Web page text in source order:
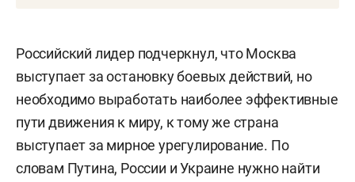
Российский лидер подчеркнул, что Москва
выступает за остановку боевых действий, но
необходимо выработать наиболее эффективные
пути движения к миру, к тому же страна
выступает за мирное урегулирование. По
словам Путина, России и Украине нужно найти